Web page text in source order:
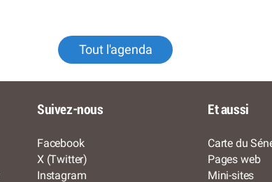
Tout l'agenda
Suivez-nous
Facebook
X (Twitter)
Instagram
Et aussi
Carte du
Pages web
Mini-sites